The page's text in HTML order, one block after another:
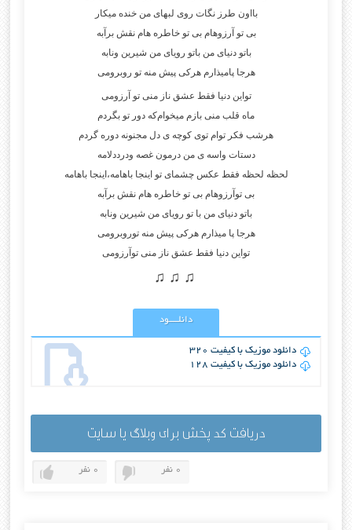
بااون طرز نگات روی لبهای من خنده میکار
بی تو آرزوهام بی تو خاطره هام نقش برآبه
باتو دنیای من باتو رویای من شیرین ونابه
هرجا پامیذارم هرکی پیش منه تو روبرومی
تواین دنیا فقط عشق ناز منی تو آرزومی
ماه قلب منی بازم میخوام‌که دور تو بگردم
هرشب فکر توام توی کوچه ی دل مجنونه دوره گردم
دستات واسه ی من درمون غصه ودرد‌دلامه
لحظه لحظه فقط عکس چشمای تو اینجا باهامه،اینجا باهامه
بی تو‌آرزوهام بی تو خاطره هام نقش برآبه
باتو دنیای من با تو رویای من شیرین ونابه
هرجا پا میذارم هرکی پیش منه تو‌روبرومی
تواین دنیا فقط عشق ناز منی تو‌آرزومی
♫ ♫ ♫
دانلــــود
دانلود موزیک با کیفیت 320
دانلود موزیک با کیفیت 128
دریافت کد پخش برای وبلاگ یا سایت
0 نفر 0 نفر